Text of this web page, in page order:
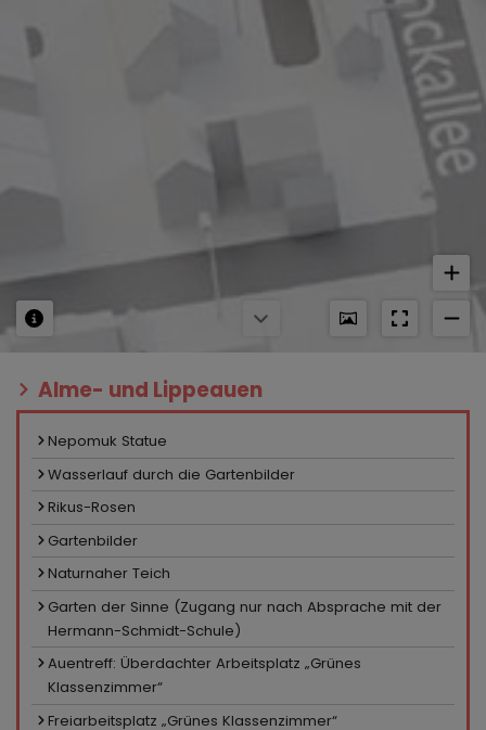
Alme- und Lippeauen
Nepomuk Statue
Wasserlauf durch die Gartenbilder
Rikus-Rosen
Gartenbilder
Naturnaher Teich
Garten der Sinne (Zugang nur nach Absprache mit der
Hermann-Schmidt-Schule)
Auentreff: Überdachter Arbeitsplatz „Grünes
Klassenzimmer“
Freiarbeitsplatz „Grünes Klassenzimmer“